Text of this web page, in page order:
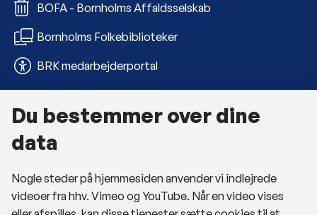
BOFA - Bornholms Affaldsselskab
Bornholms Folkebiblioteker
BRK medarbejderportal
Om kommunen
Kontakt os
Telefon- og åbningstider
Tilgængelighedserklæring
Du bestemmer over dine
data
Nogle steder på hjemmesiden anvender vi indlejrede
videoer fra hhv. Vimeo og YouTube. Når en video vises